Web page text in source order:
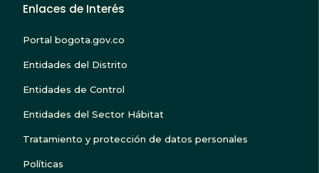
Enlaces de Interés
Portal bogota.gov.co
Entidades del Distrito
Entidades de Control
Entidades del Sector Hábitat
Tratamiento y protección de datos personales
Políticas